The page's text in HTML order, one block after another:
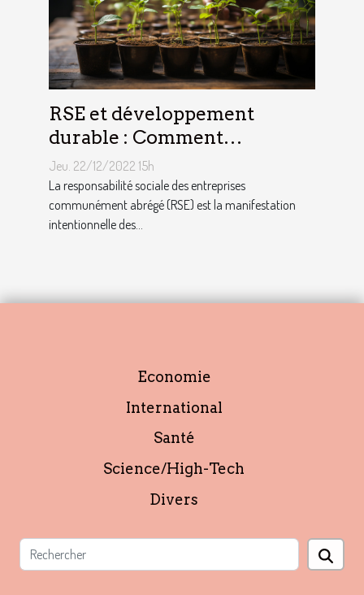
RSE et développement
durable : Comment
décrocher vite un emploi
avec ce profil ?
Jeu. 22/12/2022 15h
La responsabilité sociale des entreprises
communément abrégé (RSE) est la manifestation
intentionnelle des...
Economie
International
Santé
Science/High-Tech
Divers